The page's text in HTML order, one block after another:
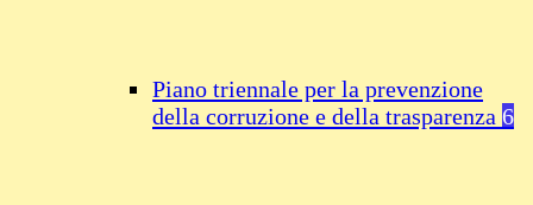
Piano triennale per la prevenzione
della corruzione e della trasparenza 6